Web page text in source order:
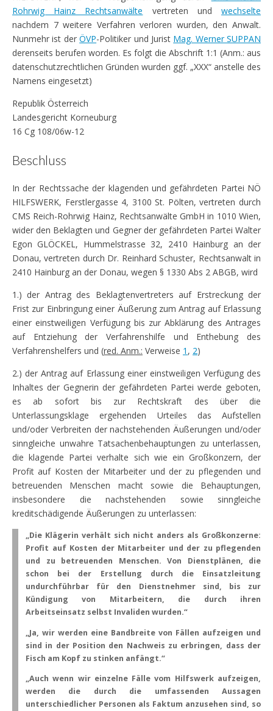
Rohrwig Hainz Rechtsanwälte vertreten undwechselte
nachdem 7 weitere Verfahren verloren wurden, den Anwalt.
Nunmehr ist derÖVP-Politiker und Jurist Mag. Werner SUPPAN
derenseits berufen worden. Es folgt die Abschrift 1:1 (Anm.: aus
datenschutzrechtlichen Gründen wurden ggf. „XXX“ anstelle des
Namens eingesetzt)
Republik Österreich
Landesgericht Korneuburg
16 Cg 108/06w-12
Beschluss
In der Rechtssache der klagenden und gefährdeten Partei NÖ
HILFSWERK, Ferstlergasse 4, 3100 St. Pölten, vertreten durch
CMS Reich-Rohrwig Hainz, Rechtsanwälte GmbH in 1010 Wien,
wider den Beklagten und Gegner der gefährdeten Partei Walter
Egon GLÖCKEL, Hummelstrasse 32, 2410 Hainburg an der
Donau, vertreten durch Dr. Reinhard Schuster, Rechtsanwalt in
2410 Hainburg an der Donau, wegen § 1330 Abs 2 ABGB, wird
1.) der Antrag des Beklagtenvertreters auf Erstreckung der
Frist zur Einbringung einer Äußerung zum Antrag auf Erlassung
einer einstweiligen Verfügung bis zur Abklärung des Antrages
auf Entziehung der Verfahrenshilfe und Enthebung des
Verfahrenshelfers und (red. Anm.: Verweise 1 , 2)
2.) der Antrag auf Erlassung einer einstweiligen Verfügung des
Inhaltes der Gegnerin der gefährdeten Partei werde geboten,
es ab sofort bis zur Rechtskraft des über die
Unterlassungsklage ergehenden Urteiles das Aufstellen
und/oder Verbreiten der nachstehenden Äußerungen und/oder
sinngleiche unwahre Tatsachenbehauptungen zu unterlassen,
die klagende Partei verhalte sich wie ein Großkonzern, der
Profit auf Kosten der Mitarbeiter und der zu pflegenden und
betreuenden Menschen macht sowie die Behauptungen,
insbesondere die nachstehenden sowie sinngleiche
kreditschädigende Äußerungen zu unterlassen:
„Die Klägerin verhält sich nicht anders als Großkonzerne:
Profit auf Kosten der Mitarbeiter und der zu pflegenden
und zu betreuenden Menschen. Von Dienstplänen, die
schon bei der Erstellung durch die Einsatzleitung
undurchführbar für den Dienstnehmer sind, bis zur
Kündigung von Mitarbeitern, die durch ihren
Arbeitseinsatz selbst Invaliden wurden.“
„Ja, wir werden eine Bandbreite von Fällen aufzeigen und
sind in der Position den Nachweis zu erbringen, dass der
Fisch am Kopf zu stinken anfängt.“
„Auch wenn wir einzelne Fälle vom Hilfswerk aufzeigen,
werden die durch die umfassenden Aussagen
unterschiedlicher Personen als Faktum anzusehen sind, so